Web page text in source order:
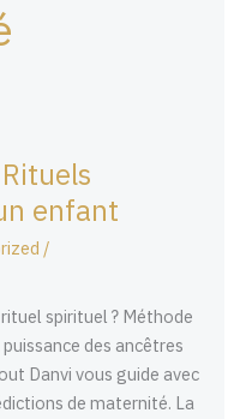
enfant
/
spirituel ? Méthode
des ancêtres
Danvi vous guide avec
de maternité. La